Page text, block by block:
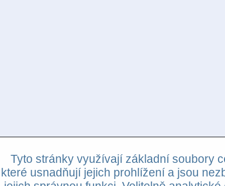
Tyto stránky využívají základní soubory
které usnadňují jejich prohlížení a jsou